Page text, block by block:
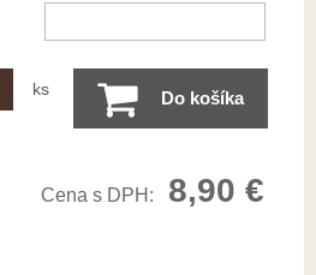
ks Do košíka
Cena s DPH: 8,90 €